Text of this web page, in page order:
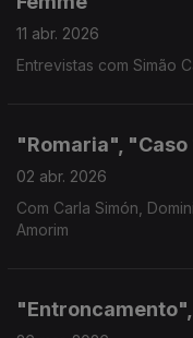
11 abr. 2026
Entrevistas com Simão
"Romaria",
02 abr. 2026
Com Carla Simón,
Amorim